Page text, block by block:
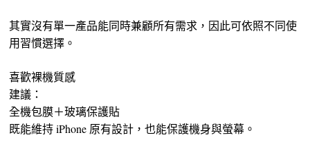
其實沒有單一產品能同時兼顧所有需求，因此可依照不同使
用習慣選擇。
喜歡裸機質感
建議：
全機包膜＋玻璃保護貼
既能維持 iPhone 原有設計，也能保護機身與螢幕。